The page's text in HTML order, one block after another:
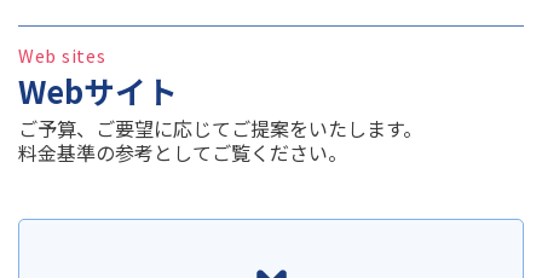
Web sites
Webサイト
ご予算、ご要望に応じてご提案をいたします。
料金基準の参考としてご覧ください。